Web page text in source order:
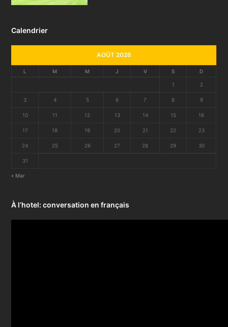
Calendrier
AOÛT 2026
L M M J V S D
1 2
3 4 5 6 7 8 9
10 11 12 13 14 15 16
17 18 19 20 21 22 23
24 25 26 27 28 29 30
31
« Mar
À l’hotel: conversation en français